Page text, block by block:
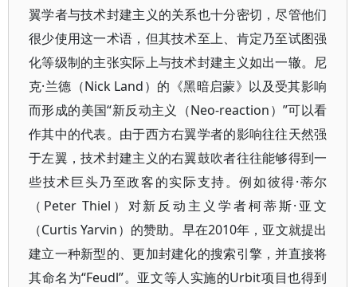
翼学者与技术封建主义的关系也十分密切，尽管他们
很少使用这一术语，但其技术至上、肯定乃至试图强
化等级制的主张实际上与技术封建主义如出一辙。尼
克·兰德（Nick Land）的《黑暗启蒙》以及受其影响
而形成的美国“新反动主义（Neo-reaction）”可以看
作其中的代表。由于西方右翼学者的影响往往天然强
于左翼，技术封建主义的右翼鼓吹者往往能够得到一
些技术巨头乃至政客的实际支持。例如彼得·蒂尔
（Peter Thiel）对新反动主义学者柯蒂斯·亚文
（Curtis Yarvin）的赞助。早在2010年，亚文就提出
建立一种新型的、更加封建化的搜索引擎，并直接将
其命名为“Feudl”。亚文等人实施的Urbit项目也得到